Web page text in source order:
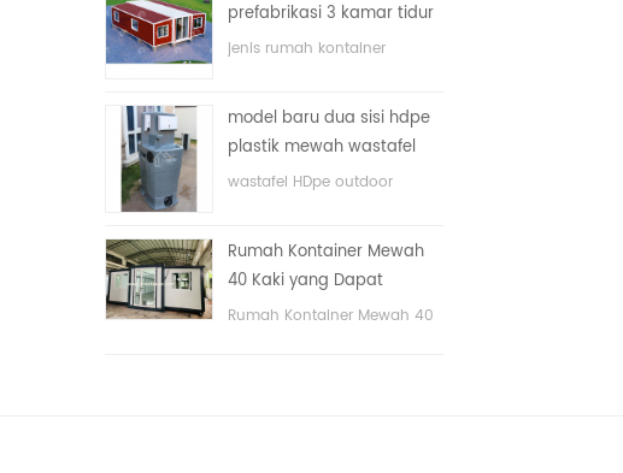
prefabrikasi 3 kamar tidur
rumah kontainer kecil
jenis rumah kontainer
kamar tidur, satu kamar
mandi dan dengan sistem
listrik.
model baru dua sisi hdpe
plastik mewah wastafel
kamar mandi umum
wastafel HDpe outdoor
nbsp;
Rumah Kontainer Mewah
40 Kaki yang Dapat
Diperluas Dengan Tiga
Rumah Kontainer Mewah 40